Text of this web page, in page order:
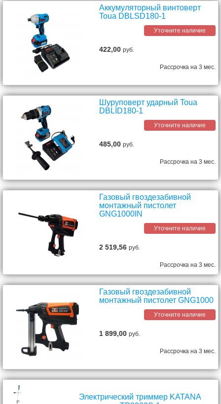
Аккумуляторный винтоверт
Toua DBLSD180-1
Уточните наличие
422,00руб.
Рассрочка на 3 мес.
Шуруповерт ударный Toua
DBLID180-1
Уточните наличие
485,00руб.
Рассрочка на 3 мес.
Газовый гвоздезабивной
монтажный пистолет
GNG1000IN
Уточните наличие
2 519,56руб.
Рассрочка на 3 мес.
Газовый гвоздезабивной
монтажный пистолет GNG1000
Уточните наличие
1 899,00руб.
Рассрочка на 3 мес.
Электрический триммер KATANA